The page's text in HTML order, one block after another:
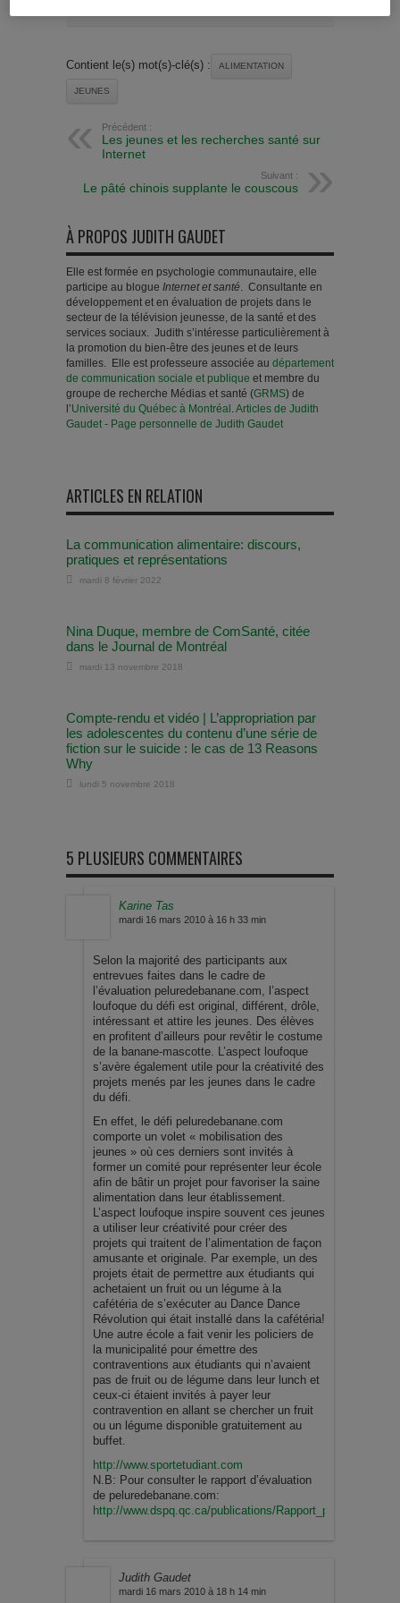
Contient le(s) mot(s)-clé(s) : ALIMENTATION
JEUNES
Précédent :
Les jeunes et les recherches santé sur
Internet
Suivant :
Le pâté chinois supplante le couscous
À PROPOS JUDITH GAUDET
Elle est formée en psychologie communautaire, elle
participe au blogue Internet et santé. Consultante en
développement et en évaluation de projets dans le
secteur de la télévision jeunesse, de la santé et des
services sociaux. Judith s’intéresse particulièrement à
la promotion du bien-être des jeunes et de leurs
familles. Elle est professeure associée au département
de communication sociale et publique et membre du
groupe de recherche Médias et santé (GRMS) de
l’Université du Québec à Montréal .Articles de Judith
Gaudet - Page personnelle de Judith Gaudet
ARTICLES EN RELATION
La communication alimentaire: discours,
pratiques et représentations
mardi 8 février 2022
Nina Duque, membre de ComSanté, citée
dans le Journal de Montréal
mardi 13 novembre 2018
Compte-rendu et vidéo | L’appropriation par
les adolescentes du contenu d’une série de
fiction sur le suicide : le cas de 13 Reasons
Why
lundi 5 novembre 2018
5 PLUSIEURS COMMENTAIRES
Karine Tas
mardi 16 mars 2010 à 16 h 33 min
Selon la majorité des participants aux
entrevues faites dans le cadre de
l’évaluation peluredebanane.com, l’aspect
loufoque du défi est original, différent, drôle,
intéressant et attire les jeunes. Des élèves
en profitent d’ailleurs pour revêtir le costume
de la banane-mascotte. L’aspect loufoque
s’avère également utile pour la créativité des
projets menés par les jeunes dans le cadre
du défi.
En effet, le défi peluredebanane.com
comporte un volet « mobilisation des
jeunes » où ces derniers sont invités à
former un comité pour représenter leur école
afin de bâtir un projet pour favoriser la saine
alimentation dans leur établissement.
L’aspect loufoque inspire souvent ces jeunes
a utiliser leur créativité pour créer des
projets qui traitent de l’alimentation de façon
amusante et originale. Par exemple, un des
projets était de permettre aux étudiants qui
achetaient un fruit ou un légume à la
cafétéria de s’exécuter au Dance Dance
Révolution qui était installé dans la cafétéria!
Une autre école a fait venir les policiers de
la municipalité pour émettre des
contraventions aux étudiants qui n’avaient
pas de fruit ou de légume dans leur lunch et
ceux-ci étaient invités à payer leur
contravention en allant se chercher un fruit
ou un légume disponible gratuitement au
buffet.
http://www.sportetudiant.com
N.B: Pour consulter le rapport d’évaluation
de peluredebanane.com:
http://www.dspq.qc.ca/publications/
Judith Gaudet
mardi 16 mars 2010 à 18 h 14 min